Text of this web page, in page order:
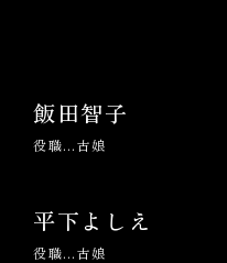
飯田智子
役職…古娘
平下よしえ
役職…古娘